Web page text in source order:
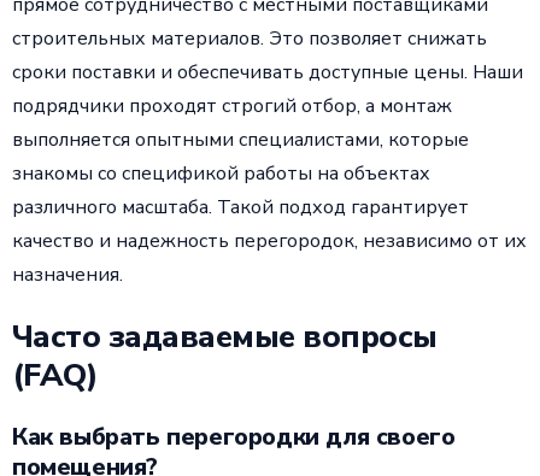
строительных материалов. Это позволяет снижать
сроки поставки и обеспечивать доступные цены. Наши
подрядчики проходят строгий отбор, а монтаж
выполняется опытными специалистами, которые
знакомы со спецификой работы на объектах
различного масштаба. Такой подход гарантирует
качество и надежность перегородок, независимо от их
назначения.
Часто задаваемые вопросы
(FAQ)
Как выбрать перегородки для своего
помещения?